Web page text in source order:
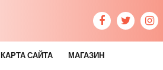
КАРТА САЙТА МАГАЗИН